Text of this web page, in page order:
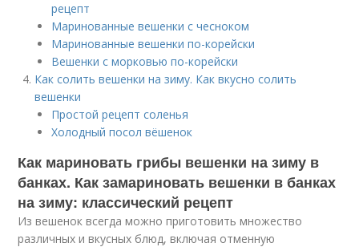
рецепт
Маринованные вешенки с чесноком
Маринованные вешенки по-корейски
Вешенки с морковью по-корейски
Как солить вешенки на зиму. Как вкусно солить
вешенки
Простой рецепт соленья
Холодный посол вёшенок
Как мариновать грибы вешенки на зиму в
банках. Как замариновать вешенки в банках
на зиму: классический рецепт
Из вешенок всегда можно приготовить множество
различных и вкусных блюд, включая отменную